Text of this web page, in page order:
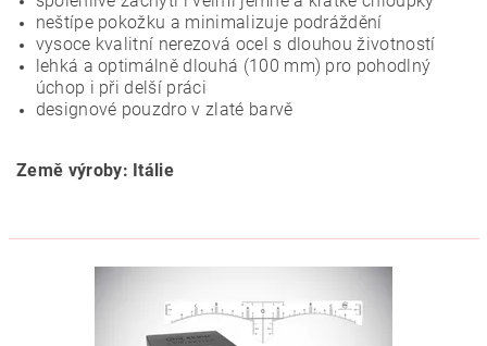
neštípe pokožku a minimalizuje podráždění
vysoce kvalitní nerezová ocel s dlouhou životností
lehká a optimálně dlouhá (100 mm) pro pohodlný
úchop i při delší práci
designové pouzdro v zlaté barvě
Země výroby: Itálie